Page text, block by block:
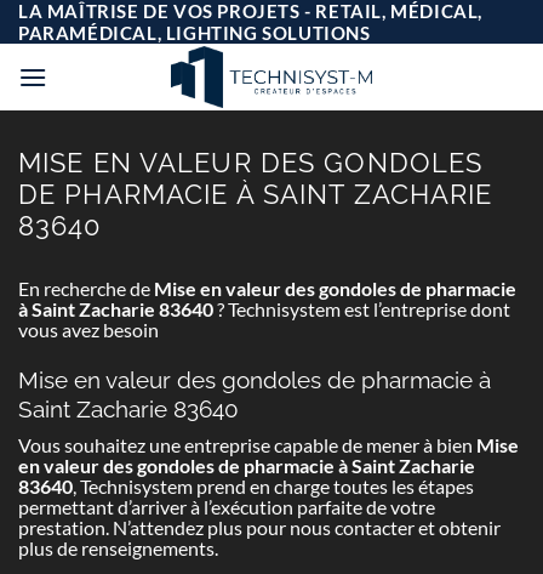
Passer
au
contenu
LA MAÎTRISE DE VOS PROJETS - RETAIL, MÉDICAL,
PARAMÉDICAL, LIGHTING SOLUTIONS
MISE EN VALEUR DES GONDOLES
DE PHARMACIE À SAINT ZACHARIE
83640
En recherche de Mise en valeur des gondoles de pharmacie
à Saint Zacharie 83640? Technisystem est l’entreprise dont
vous avez besoin
Mise en valeur des gondoles de pharmacie à
Saint Zacharie 83640
Vous souhaitez une entreprise capable de mener à bien Mise
en valeur des gondoles de pharmacie à Saint Zacharie
83640, Technisystem prend en charge toutes les étapes
permettant d’arriver à l’exécution parfaite de votre
prestation. N’attendez plus pour nous contacter et obtenir
plus de renseignements.